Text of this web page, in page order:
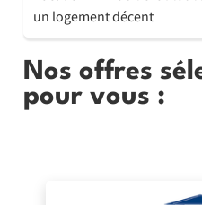
un logement décent
Nos offres
pour vous :